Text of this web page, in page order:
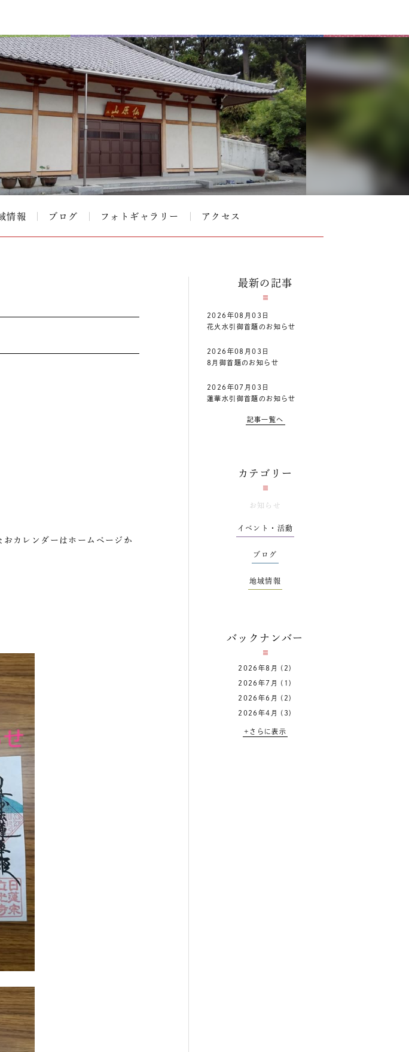
情報 ブログ フォトギャラリー アクセス
カレンダーはホームページか
最新の記事
2026年08月03日
花火水引御首題のお知らせ
2026年08月03日
8月御首題のお知らせ
2026年07月03日
蓮華水引御首題のお知らせ
記事一覧へ
カテゴリー
お知らせ
イベント・活動
ブログ
地域情報
バックナンバー
2026年8月 (2)
2026年7月 (1)
2026年6月 (2)
2026年4月 (3)
+さらに表示